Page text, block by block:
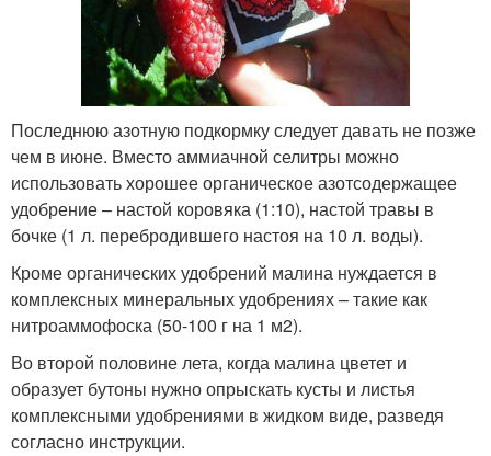
Последнюю азотную подкормку следует давать не позже
чем в июне. Вместо аммиачной селитры можно
использовать хорошее органическое азотсодержащее
удобрение – настой коровяка (1:10), настой травы в
бочке (1 л. перебродившего настоя на 10 л. воды).
Кроме органических удобрений малина нуждается в
комплексных минеральных удобрениях – такие как
нитроаммофоска (50-100 г на 1 м2).
Во второй половине лета, когда малина цветет и
образует бутоны нужно опрыскать кусты и листья
комплексными удобрениями в жидком виде, разведя
согласно инструкции.